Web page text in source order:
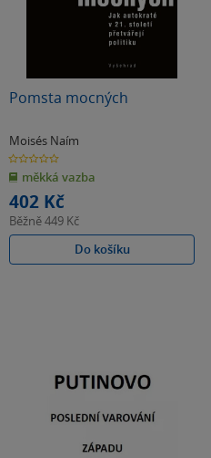
Pomsta mocných
Moisés Naím
0.0
z
5
hvězdiček
měkká vazba
402 Kč
Běžně449 Kč
Do košíku